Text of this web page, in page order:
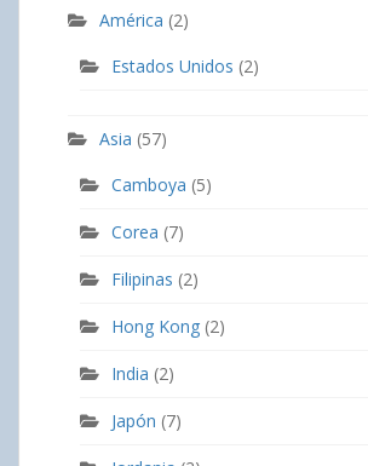
América (2)
Estados Unidos (2)
Asia (57)
Camboya (5)
Corea (7)
Filipinas (2)
Hong Kong (2)
India (2)
Japón (7)